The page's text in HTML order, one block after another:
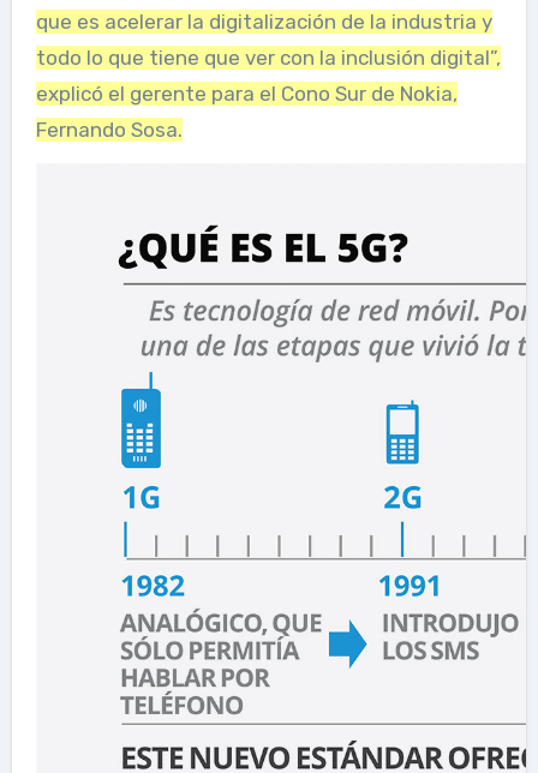
que es acelerar la digitalización de la industria y
todo lo que tiene que ver con la inclusión digital”,
explicó el gerente para el Cono Sur de Nokia,
Fernando Sosa.